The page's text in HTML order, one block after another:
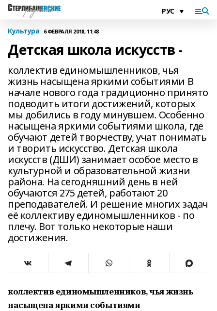
Культура 6 ФЕВРАЛЯ 2018, 11:48
Детская школа искусств -
коллектив единомышленников, чья
жизнь насыщена яркими событиями В
начале нового года традиционно принято
подводить итоги достижений, которых
мы добились в году минувшем. Особенно
насыщена яркими событиями школа, где
обучают детей творчеству, учат понимать
и творить искусство. Детская школа
искусств (ДШИ) занимает особое место в
культурной и образовательной жизни
района. На сегодняшний день в ней
обучаются 275 детей, работают 20
преподавателей. И решение многих задач
её коллективу единомышленников - по
плечу. Вот только некоторые наши
достижения.
коллектив единомышленников, чья жизнь
насыщена яркими событиями